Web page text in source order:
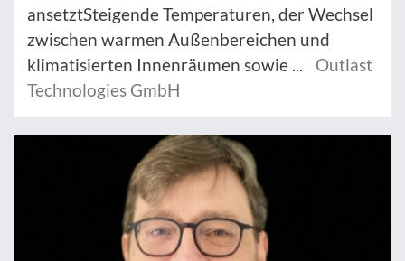
ansetztSteigende Temperaturen, der Wechsel
zwischen warmen Außenbereichen und
klimatisierten Innenräumen sowie ...
Outlast
Technologies GmbH